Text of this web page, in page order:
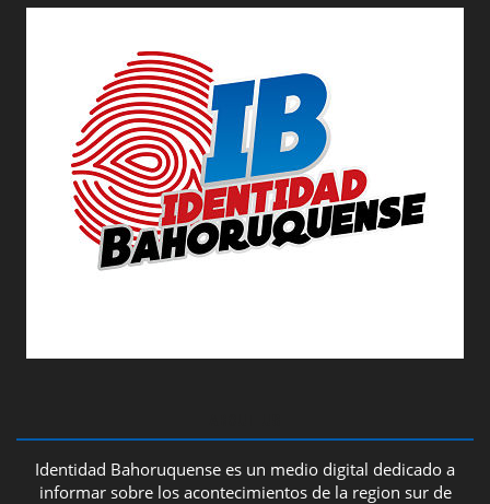
Identidad Bahoruquense es un medio digital dedicado a
informar sobre los acontecimientos de la region sur de